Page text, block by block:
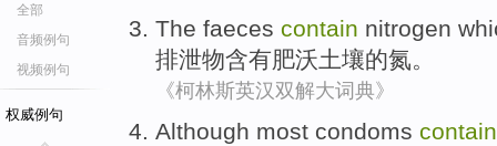
全部
音频例句
视频例句
权威例句
The faeces contain nitrogen
排泄物含有肥沃土壤的氮 。
《柯林斯英汉双解大词典》
Although most condoms contain